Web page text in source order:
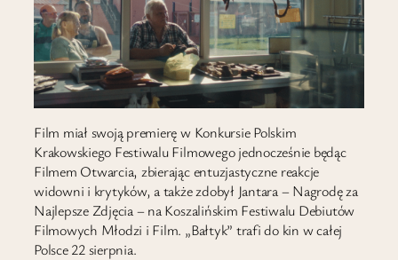
Film miał swoją premierę w Konkursie Polskim
Krakowskiego Festiwalu Filmowego jednocześnie będąc
Filmem Otwarcia, zbierając entuzjastyczne reakcje
widowni i krytyków, a także zdobył Jantara – Nagrodę za
Najlepsze Zdjęcia – na Koszalińskim Festiwalu Debiutów
Filmowych Młodzi i Film. „Bałtyk” trafi do kin w całej
Polsce 22 sierpnia.